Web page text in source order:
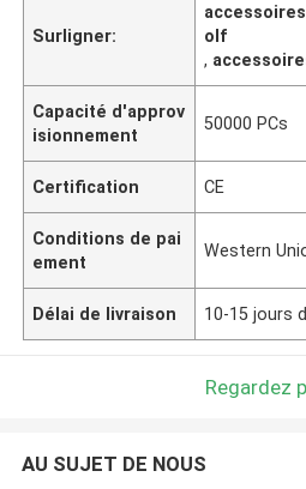
Surligner:
olf
,
Capacité d'approv
isionnement
50000 PCs
Certification CE
Conditions de pai
ement
Western
Délai de livraison 10-15 jours
Regardez
AU SUJET DE NOUS